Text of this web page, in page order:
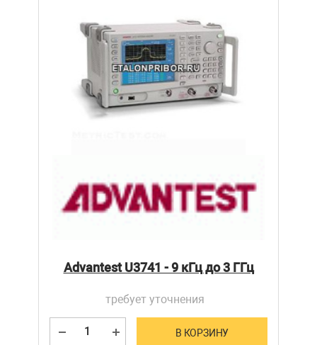
Advantest U3741 - 9 кГц до 3 ГГц
требует уточнения
В КОРЗИНУ